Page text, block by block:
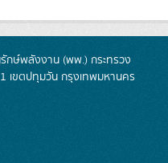
ษ์พลังงาน (พพ.) กระทรวง
เขตปทุมวัน กรุงเทพมหานคร